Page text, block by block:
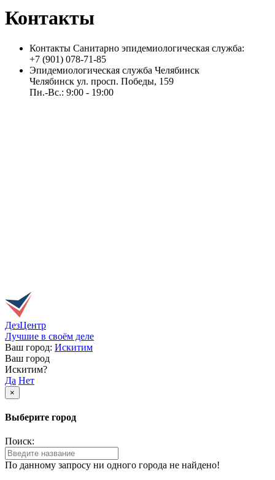
Контакты
Контакты Санитарно эпидемиологическая служба:
+7 (901) 078-71-85
Эпидемиологическая служба Челябинск
Челябинск ул. просп. Победы, 159
Пн.-Вс.: 9:00 - 19:00
ДезЦентр
Лучшие в своём деле
Ваш город: Искитим
Ваш город
Искитим?
Да Нет
×
Выберите город
Поиск:
По данному запросу ни одного города не найдено!